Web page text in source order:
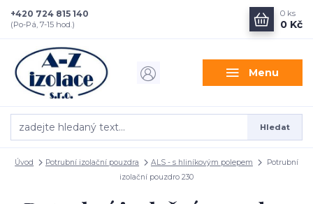
Menu
Hledat
+420 724 815 140
(Po-Pá, 7-15 hod.)
0 ks
0 Kč
Úvod Potrubní izolační pouzdra ALS - s hliníkovým polepem
Potrubní
izolační pouzdro 230